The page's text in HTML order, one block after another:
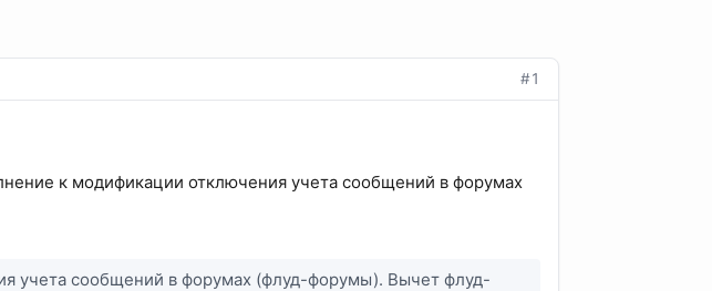
#1
к модификации отключения учета сообщений в форумах
учета сообщений в форумах (флуд-форумы). Вычет флуд-